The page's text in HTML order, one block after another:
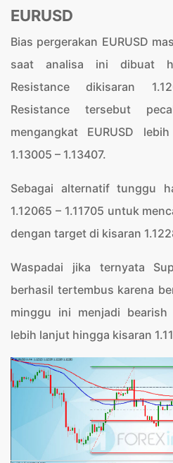
EURUSD
Bias pergerakan EURUSD
saat analisa ini dibuat
Resistance dikisaran
Resistance tersebut
mengangkat EURUSD
1.13005 – 1.13407.
Sebagai alternatif tunggu
1.12065 – 1.11705 untuk
dengan target di kisaran
Waspadai jika ternyata
berhasil tertembus karena
minggu ini menjadi bearish
lebih lanjut hingga kisaran